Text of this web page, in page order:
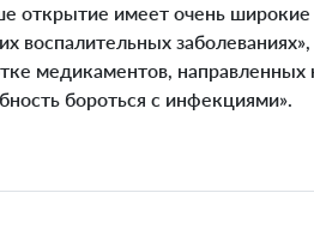
открытие имеет очень широкие
воспалительных
медикаментов,
бороться с инфекциями».